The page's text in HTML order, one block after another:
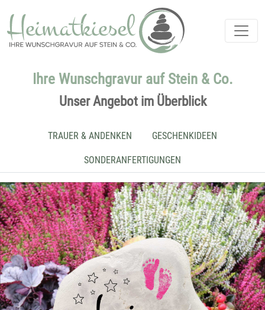
Ihre Wunschgravur auf Stein & Co.
Unser Angebot im Überblick
TRAUER & ANDENKEN GESCHENKIDEEN
SONDERANFERTIGUNGEN